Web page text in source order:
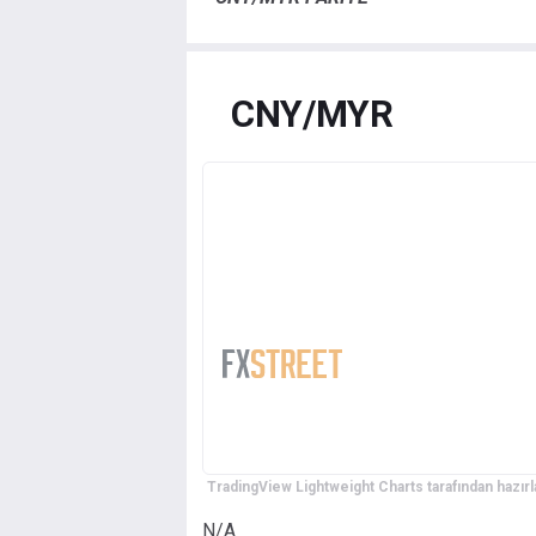
CNY/MYR
TradingView Lightweight Charts tarafından
N/A